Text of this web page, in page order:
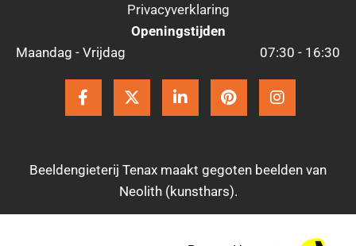
Privacyverklaring
Openingstijden
Maandag - Vrijdag
07:30 - 16:30
Beeldengieterij Tenax maakt gegoten beelden van
Neolith (kunsthars).